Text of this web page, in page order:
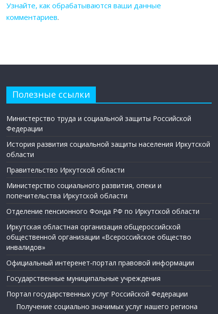
Узнайте, как обрабатываются ваши данные
комментариев.
Полезные ссылки
Министерство труда и социальной защиты Российской
Федерации
История развития социальной защиты населения Иркутской
области
Правительство Иркутской области
Министерство социального развития, опеки и
попечительства Иркутской области
Отделение пенсионного Фонда РФ по Иркутской области
Иркутская областная организация общероссийской
общественной организации «Всероссийское общество
инвалидов»
Официальный интеренет-портал правовой информации
Государственные муниципальные учреждения
Портал государственных услуг Российской Федерации
Получение социально значимых услуг нашего региона